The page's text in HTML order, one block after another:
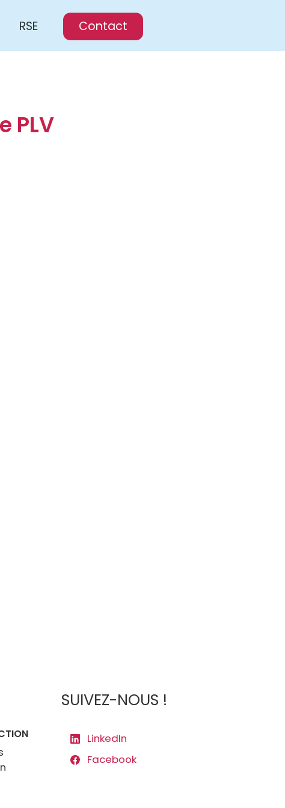
RSE Contact
PLV
SUIVEZ-NOUS !
LinkedIn
Facebook